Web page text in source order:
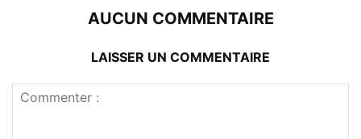
AUCUN COMMENTAIRE
LAISSER UN COMMENTAIRE